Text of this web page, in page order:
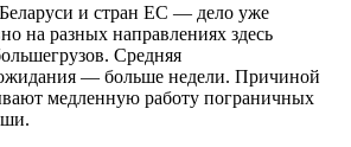
и стран ЕС — дело уже
на разных направлениях здесь
Средняя
— больше недели. Причиной
медленную работу пограничных